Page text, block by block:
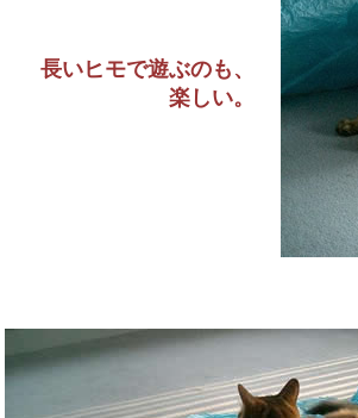
長いヒモで遊ぶのも、
楽しい。